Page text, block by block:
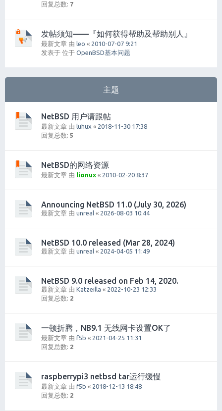
回复总数: 7
发帖须知——『如何获得帮助及帮助别人』
最新文章 由 leo « 2010-07-07 9:21
发表于 位于 OpenBSD基本问题
主题
NetBSD 用户请跟帖
最新文章 由 luhux « 2018-11-30 17:38
回复总数: 5
NetBSD的网络资源
最新文章 由 lionux « 2010-02-20 8:37
Announcing NetBSD 11.0 (July 30, 2026)
最新文章 由 unreal « 2026-08-03 10:44
NetBSD 10.0 released (Mar 28, 2024)
最新文章 由 unreal « 2024-04-05 11:49
NetBSD 9.0 released on Feb 14, 2020.
最新文章 由 Katzeilla « 2022-10-23 12:33
回复总数: 2
一顿折腾，NB9.1 无线网卡设置OK了
最新文章 由 f5b « 2021-04-25 11:31
回复总数: 2
raspberrypi3 netbsd tar运行缓慢
最新文章 由 f5b « 2018-12-13 18:48
回复总数: 2